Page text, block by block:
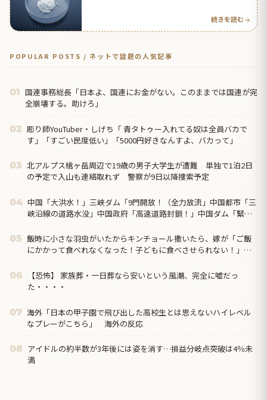
続きを読む
POPULAR POSTS / ネットで話題の人気記事
01 国連事務総長「日本よ、国連にお金がない。このままでは国連が完
全崩壊する。助けろ」
02 彫り師YouTuber・しげち「 青タトゥー入れてる奴は全員バカで
す」「すごい民度低い」「5000円好きなんすよ、バカって」
03 北アルプス槍ヶ岳周辺で19歳の男子大学生が遭難 単独で1泊2日
の予定で入山も連絡取れず 警察が9日以降捜索予定
04 中国「大洪水！」三峡ダム「9門開放！（全力放流」中国都市「三
峡沿線の道路水没」中国政府「高速道路封鎖！」中国ダム「緊急
05 飯時に小さな羽虫がいたからキンチョール撒いたら、嫁が「ご飯
にかかって食べれなくなった！子どもに食べさせられない！」っ
06
【恐怖】 家族葬・一日葬なら安いという風潮、完全に嘘だっ
た・・・・
07 海外「日本の甲子園で飛び出した高校生とは思えないハイレベル
なプレーがこちら」 海外の反応
08 アイドルの約半数が3年後には姿を消す…損益分岐点突破は4％未
満